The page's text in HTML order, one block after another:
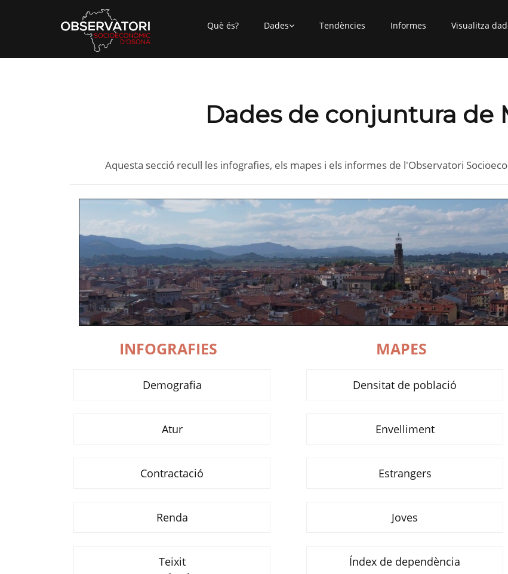
Què és? Dades Tendències Informes Visualitza
Dades de conjuntura de
Aquesta secció recull les infografies, els mapes i els informes de l'Observatori
INFOGRAFIES
Demografia
Atur
Contractació
Renda
Teixit
MAPES
Densitat de població
Envelliment
Estrangers
Joves
Índex de dependència